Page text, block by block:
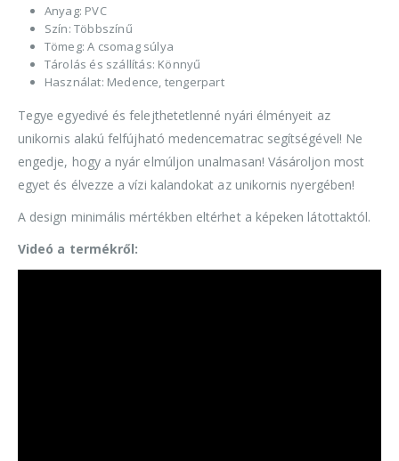
Anyag: PVC
Szín: Többszínű
Tömeg: A csomag súlya
Tárolás és szállítás: Könnyű
Használat: Medence, tengerpart
Tegye egyedivé és felejthetetlenné nyári élményeit az
unikornis alakú felfújható medencematrac segítségével! Ne
engedje, hogy a nyár elmúljon unalmasan! Vásároljon most
egyet és élvezze a vízi kalandokat az unikornis nyergében!
A design minimális mértékben eltérhet a képeken látottaktól.
Videó a termékről: